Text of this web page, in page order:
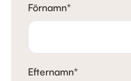
Förnamn*
Efternamn*